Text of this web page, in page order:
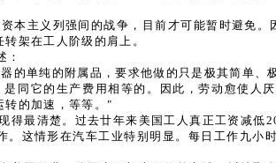
本主义列强间的战争，目前才可能暂时避免
架在工人阶级的肩上。
：
单纯的附属品，要求他做的只是极其简单、
同它的生产费用相等的。因此，劳动愈使人
转的加速，等等。"
最清楚。过去廿年来美国工人真正工资减低
这情形在汽车工业特别明显。每日工作九小